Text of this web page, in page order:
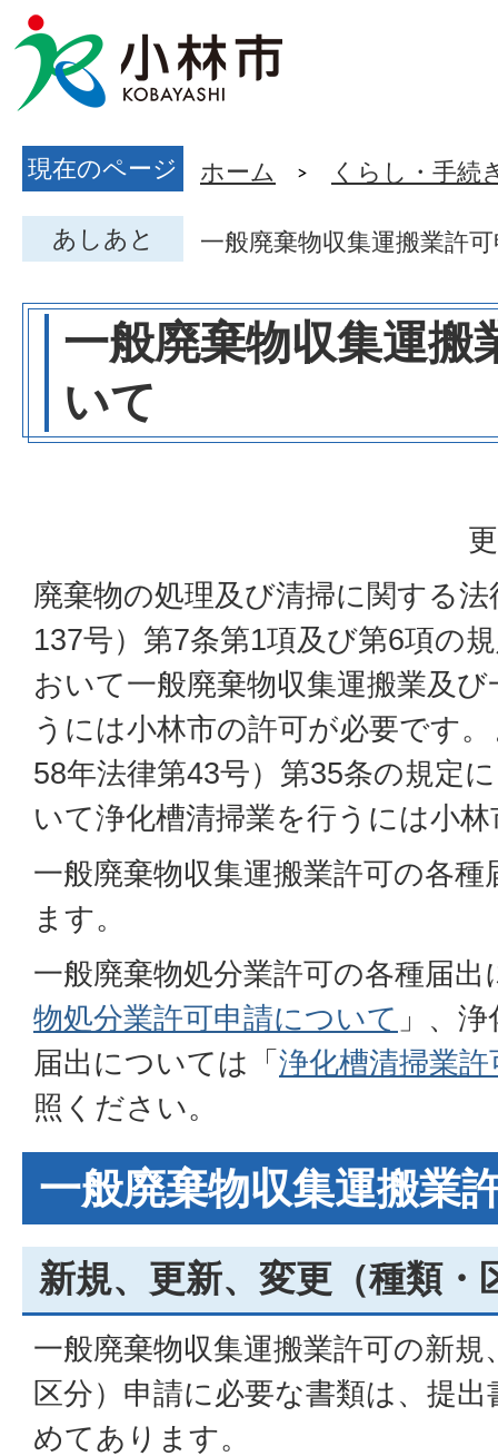
現在のページ ホーム くらし・手続
あしあと 一般廃棄物収集運搬業許
一般廃棄物収集運搬
いて
廃棄物の処理及び清掃に関する
137号）第7条第1項及び第6項の
おいて一般廃棄物収集運搬業及
うには小林市の許可が必要です
58年法律第43号）第35条の規定
いて浄化槽清掃業を行うには小
一般廃棄物収集運搬業許可の各種
ます。
一般廃棄物処分業許可の各種届出
物処分業許可申請について 」、 浄
届出については「 浄化槽清掃業
照ください。
一般廃棄物収集運搬業
新規、更新、変更（種類・
一般廃棄物収集運搬業許可の新規
区分）申請に必要な書類は、提
めてあります。